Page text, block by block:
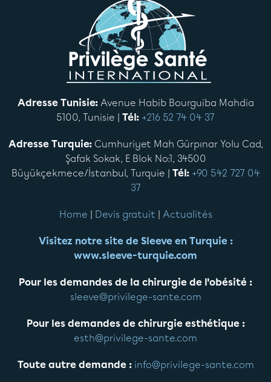
Adresse Tunisie: Avenue Habib Bourguiba Mahdia
5100, Tunisie | Tél: +216 52 74 04 37
Adresse Turquie: Cumhuriyet Mah Gürpınar Yolu Cad,
Şafak Sokak, E Blok No:1, 34500
Büyükçekmece/İstanbul, Turquie | Tél: +90 542 727 04
37
Home | Devis gratuit | Actualités
Visitez notre site de Sleeve en Turquie :
www.sleeve-turquie.com
Pour les demandes de la chirurgie de l'obésité :
sleeve@privilege-sante.com
Pour les demandes de chirurgie esthétique :
esth@privilege-sante.com
Toute autre demande : info@privilege-sante.com